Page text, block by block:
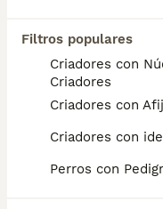
Filtros populares
Criadores con
Criadores
Criadores con
Criadores con
Perros con
¿Cómo es
Jagd
Estos perros,
su mayoría, son
tierra y como
perros de